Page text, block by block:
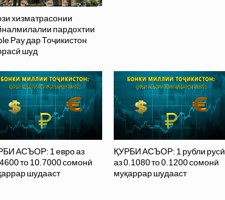
хизматрасонии
пардохтии
Pay дар Тоҷикистон
шуд
АСЪОР: 1 евро аз
то 10.7000 сомонӣ
шудааст
ҚУРБИ АСЪОР: 1 рубли русӣ
аз 0.1080 то 0.1200 сомонӣ
муқаррар шудааст